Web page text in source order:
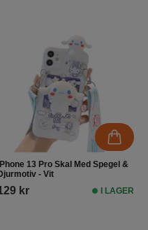
13 Pro Skal Med Spegel &
- Vit
kr I LAGER